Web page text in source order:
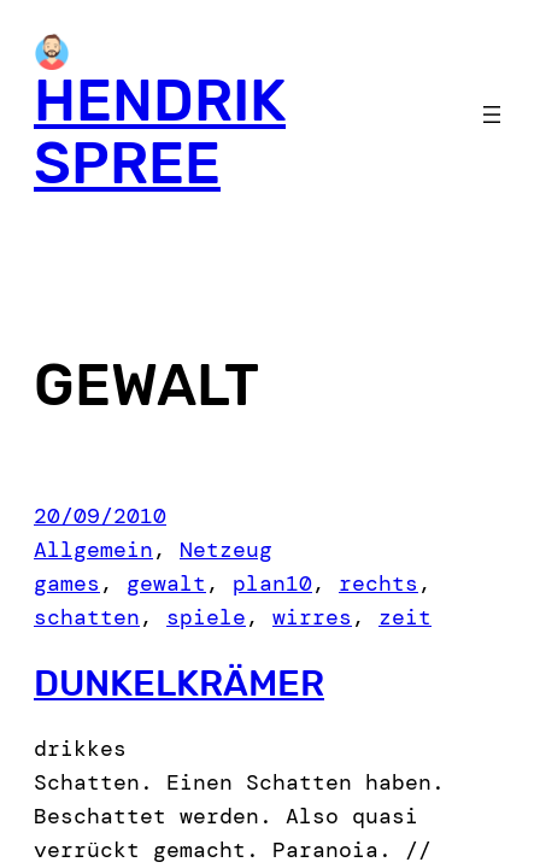
content
HENDRIK
SPREE
GEWALT
20/09/2010
Allgemein, Netzeug
games , gewalt , plan10, rechts
schatten, spiele, wirres , zeit
DUNKELKRÄMER
drikkes
Schatten. Einen Schatten haben.
Beschattet werden. Also quasi
verrückt gemacht. Paranoia. //